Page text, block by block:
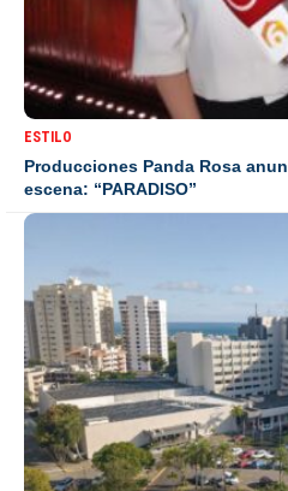
ESTILO
Producciones Panda Rosa
escena: “PARADISO”